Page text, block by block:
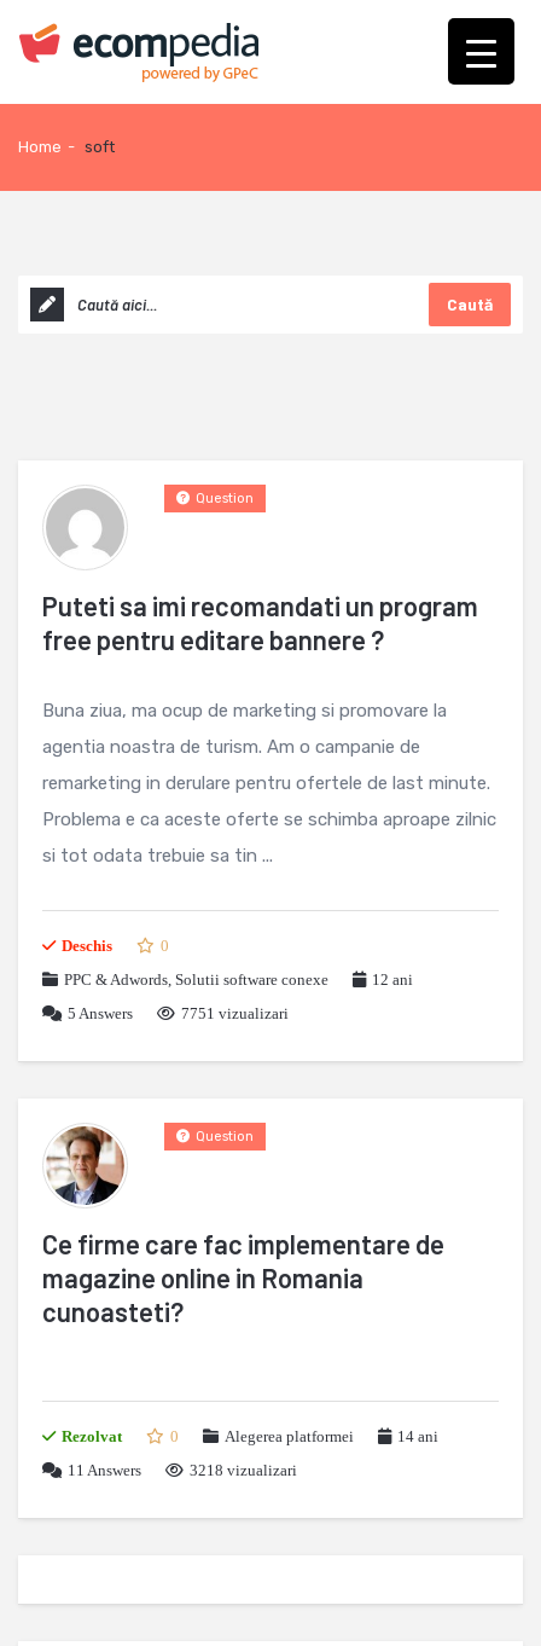
Home - soft
Caută
Puteti sa imi recomandati un program
free pentru editare bannere ?
Question
Buna ziua, ma ocup de marketing si promovare la
agentia noastra de turism. Am o campanie de
remarketing in derulare pentru ofertele de last minute.
Problema e ca aceste oferte se schimba aproape zilnic
si tot odata trebuie sa tin ...
Deschis
0
PPC & Adwords, Solutii software conexe
12 ani
5 Answers 7751 vizualizari
Ce firme care fac implementare de
magazine online in Romania
cunoasteti?
Question
Rezolvat 0 Alegerea platformei
14 ani
11 Answers 3218 vizualizari